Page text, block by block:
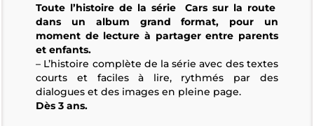
Toute l’histoire de la sérieCars sur la route
dans un album grand format, pour un
moment de lecture à partager entre parents
et enfants.
– L’histoire complète de la série avec des textes
courts et faciles à lire, rythmés par des
dialogues et des images en pleine page.
Dès 3 ans.